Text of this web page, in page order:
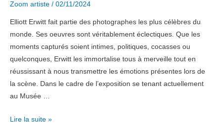
Zoom artiste / 02/11/2024
Elliott Erwitt fait partie des photographes les plus célèbres du
monde. Ses oeuvres sont véritablement éclectiques. Que les
moments capturés soient intimes, politiques, cocasses ou
quelconques, Erwitt les immortalise tous à merveille tout en
réussissant à nous transmettre les émotions présentes lors de
la scène. Dans le cadre de l’exposition se tenant actuellement
au Musée …
Zoom
Lire la suite »